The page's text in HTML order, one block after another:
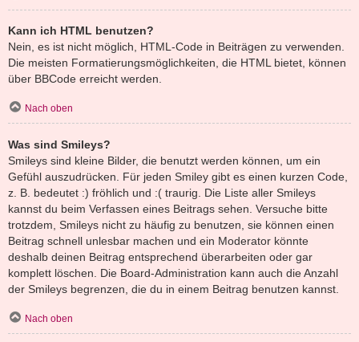
Kann ich HTML benutzen?
Nein, es ist nicht möglich, HTML-Code in Beiträgen zu verwenden.
Die meisten Formatierungsmöglichkeiten, die HTML bietet, können
über BBCode erreicht werden.
Nach oben
Was sind Smileys?
Smileys sind kleine Bilder, die benutzt werden können, um ein
Gefühl auszudrücken. Für jeden Smiley gibt es einen kurzen Code,
z. B. bedeutet :) fröhlich und :( traurig. Die Liste aller Smileys
kannst du beim Verfassen eines Beitrags sehen. Versuche bitte
trotzdem, Smileys nicht zu häufig zu benutzen, sie können einen
Beitrag schnell unlesbar machen und ein Moderator könnte
deshalb deinen Beitrag entsprechend überarbeiten oder gar
komplett löschen. Die Board-Administration kann auch die Anzahl
der Smileys begrenzen, die du in einem Beitrag benutzen kannst.
Nach oben